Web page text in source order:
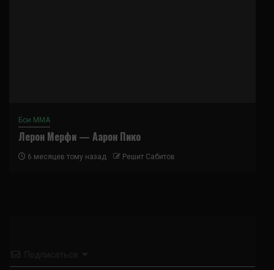
Бои ММА
Лерон Мерфи — Аарон Пико
6 месяцев тому назад Решит Сабитов